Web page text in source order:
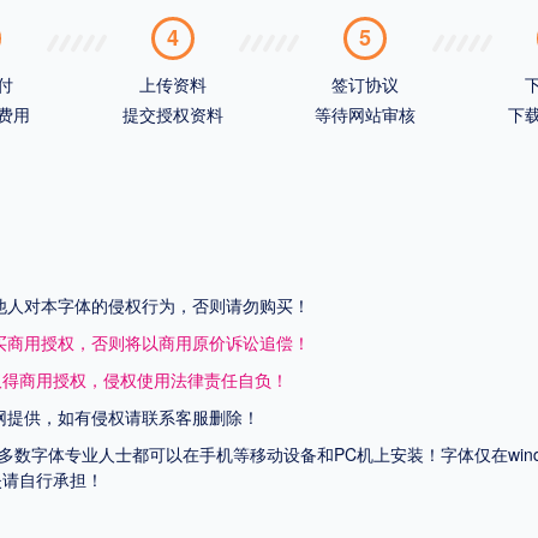
用
4
上传资料
提交授权资料
5
签订协议
等待网站审核
下
对本字体的侵权行为，否则请勿购买！
用授权，否则将以商用原价诉讼追偿！
商用授权，侵权使用法律责任自负！
供，如有侵权请联系客服删除！
数字体专业人士都可以在手机等移动设备和PC机上安装！字体仅在
自行承担！